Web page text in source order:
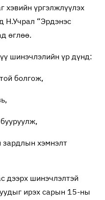
хэвийн үргэлжлүүлэх
Н.Учрал “Эрдэнэс
өглөө.
шинэчлэлийн үр дүнд:
болгож,
зардлын хэмнэлт
дээрх шинэчлэлтэй
ирэх сарын 15-ны